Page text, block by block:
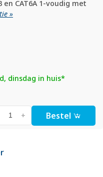
en CAT6A 1-voudig met
»
dinsdag in huis*
+ Bestel